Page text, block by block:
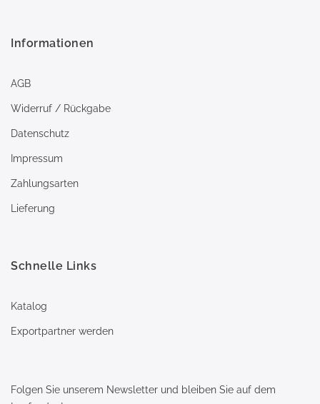
Informationen
AGB
Widerruf / Rückgabe
Datenschutz
Impressum
Zahlungsarten
Lieferung
Schnelle Links
Katalog
Exportpartner werden
Folgen Sie unserem Newsletter und bleiben Sie auf dem